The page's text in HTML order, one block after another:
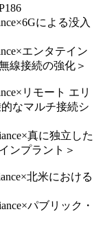
による没入
エンタテイン
線接続の強化＞
リモート エリ
なマルチ接続シ
真に独立した
ンプラント＞
北米における
パブリック・